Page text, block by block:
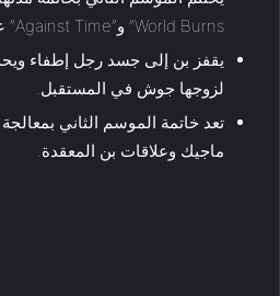
World Burns” و”Against Time” على قناة NBC.
يقفز بن إلى جسد رجل إطفاء
لزوجها جوش في المستقبل.
تعد خاتمة الموسم الثاني
ماجيك وعلاقات بن المعقدة.